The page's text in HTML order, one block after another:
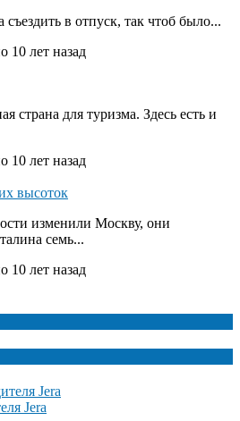
в отпуск, так чтоб было...
10 лет назад
страна для туризма. Здесь есть и
10 лет назад
высоток
изменили Москву, они
семь...
10 лет назад
Jera